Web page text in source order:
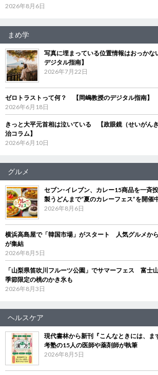
2026年8月6日
まめ学
写真に埋まっている位置情報はおっか
デジタル指南】
2026年7月22日
ゼロトラストって何？ 【岡嶋教授のデジタル指南】
2026年6月18日
きっと大平元首相は泣いている 【政眼鏡（せいがん
治コラム】
2026年6月10日
グルメ
セブン‐イレブン、カレー15商品を一斉
製うどんまで“夏のカレーフェス”を開催
2026年8月6日
横浜高島屋で「韓国市場」がスタート 人気グルメか
が集結
2026年8月5日
「山梨県笛吹川フルーツ公園」でサマーフェス 富士
季節限定の桃のかき氷も
2026年8月3日
ヘルスケア
現代書林から新刊『こんなときには、
考塾の15人の医師や薬剤師が執筆
2026年8月5日